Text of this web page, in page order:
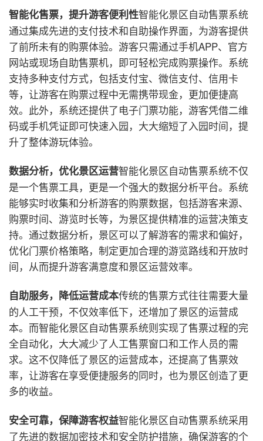
智能化售票，提升游客便利性智能化景区自动售票系统
通过集成先进的支付技术和自助操作界面，为游客提供
了前所未有的购票体验。游客只需通过手机APP、官方
网站或现场自助售票机，即可轻松完成购票操作。系统
支持多种支付方式，包括支付宝、微信支付、信用卡
等，让游客在购票过程中无需携带现金，更加便捷高
效。此外，系统还提供了电子门票功能，游客凭借二维
码或手机凭证即可快速入园，大大缩短了入园时间，提
升了整体游玩体验。
数据分析，优化景区运营智能化景区自动售票系统不仅
是一个售票工具，更是一个强大的数据分析平台。系统
能够实时收集和分析游客的购票数据，包括游客来源、
购票时间、游览时长等，为景区提供精准的运营决策支
持。通过数据分析，景区可以了解游客的需求和偏好，
优化门票价格策略，制定更加合理的游览路线和开放时
间，从而提升游客满意度和景区运营效率。
自助服务，降低运营成本传统的售票方式往往需要大量
的人工干预，不仅效率低下，还增加了景区的运营成
本。而智能化景区自动售票系统则实现了售票过程的完
全自动化，大大减少了人工售票窗口和工作人员的需
求。这不仅降低了景区的运营成本，还提高了售票效
率，让游客在享受便捷服务的同时，也为景区创造了更
多的收益。
安全可靠，保障游客权益智能化景区自动售票系统采用
了先进的数据加密技术和安全防护措施，确保游客的个